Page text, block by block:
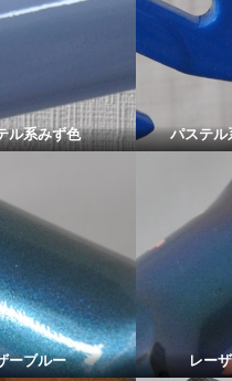
ル系みず色 パステル
ーブルー レー